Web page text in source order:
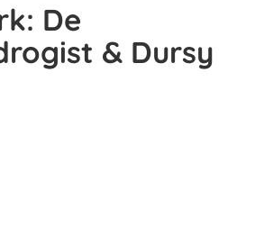
De
& Dursy